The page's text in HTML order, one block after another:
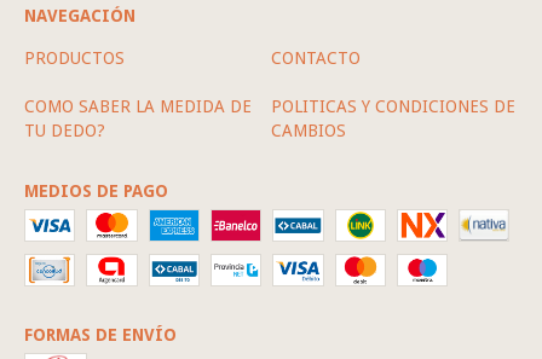
NAVEGACIÓN
PRODUCTOS CONTACTO
COMO SABER LA MEDIDA DE
TU DEDO?
POLITICAS Y CONDICIONES DE
CAMBIOS
MEDIOS DE PAGO
FORMAS DE ENVÍO